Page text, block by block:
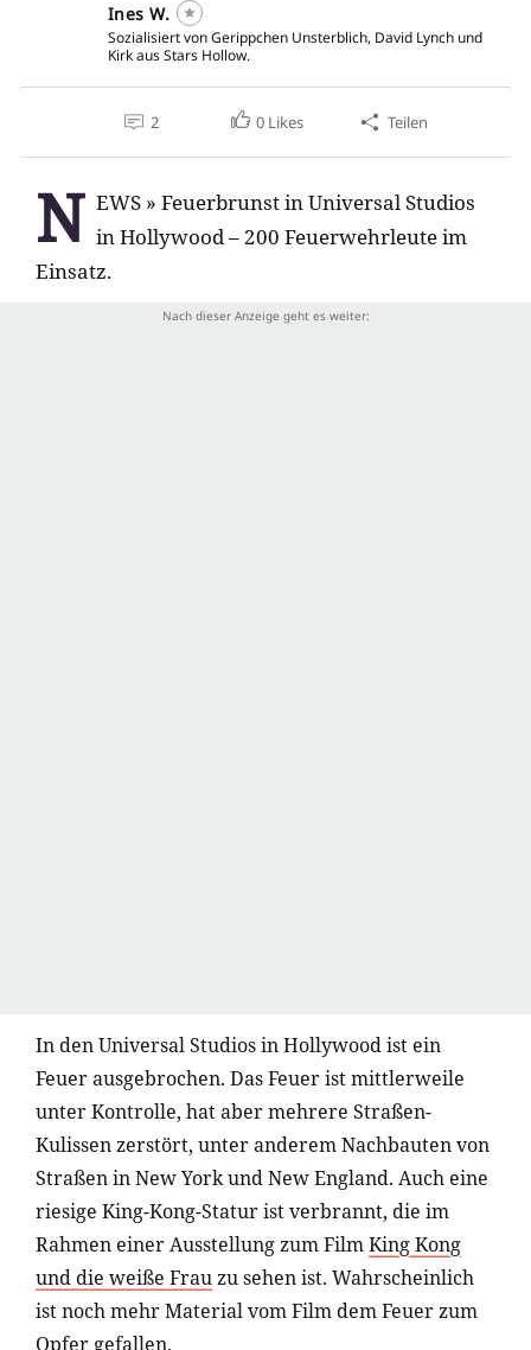
Ines W.
Sozialisiert von Gerippchen Unsterblich, David Lynch und
Kirk aus Stars Hollow.
2 0 Likes Teilen
N EWS » Feuerbrunst in Universal Studios
in Hollywood – 200 Feuerwehrleute im
Einsatz.
In den Universal Studios in Hollywood ist ein
Feuer ausgebrochen. Das Feuer ist mittlerweile
unter Kontrolle, hat aber mehrere Straßen-
Kulissen zerstört, unter anderem Nachbauten von
Straßen in New York und New England. Auch eine
riesige King-Kong-Statur ist verbrannt, die im
Rahmen einer Ausstellung zum FilmKing Kong
und die weiße Frauzu sehen ist. Wahrscheinlich
ist noch mehr Material vom Film dem Feuer zum
Opfer gefallen.